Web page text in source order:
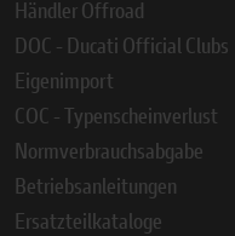
Händler Offroad
DOC - Ducati Official Clubs
Eigenimport
COC - Typenscheinverlust
Normverbrauchsabgabe
Betriebsanleitungen
Ersatzteilkataloge